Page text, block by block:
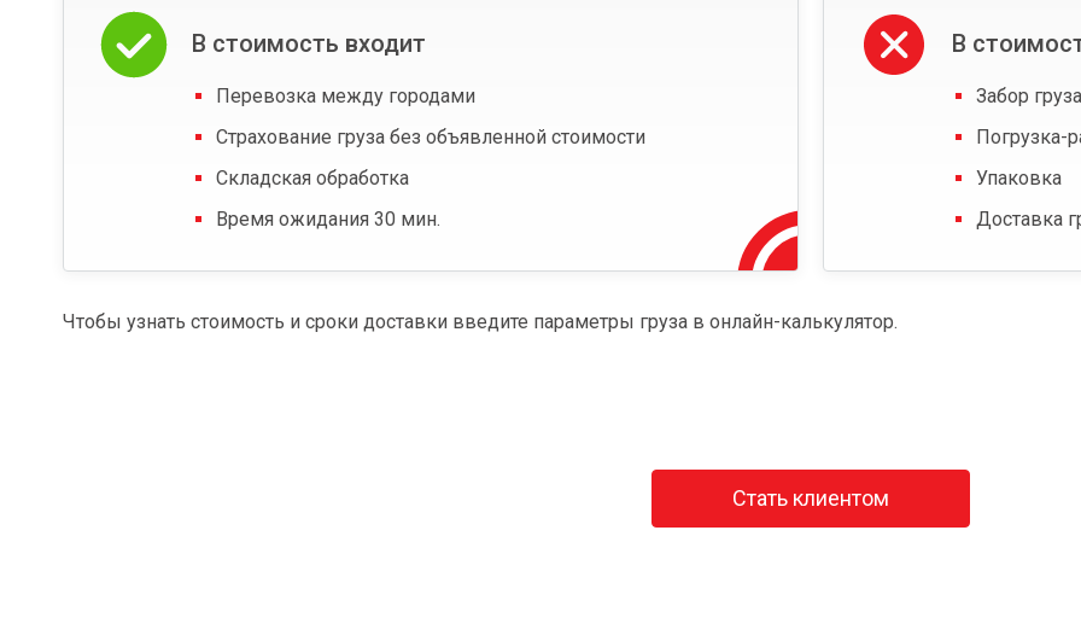
В стоимость входит
Перевозка между городами
Страхование груза без объявленной стоимости
Складская обработка
Время ожидания 30 мин.
В
Забор
Погрузка-
Упаковка
Доставка
Чтобы узнать стоимость и сроки доставки введите параметры груза в онлайн-калькулятор.
Стать клиентом